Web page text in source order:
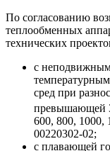
По согласованию
теплообменных
технических
с
сред при
превышающей
600, 800, 1000,
00220302-02;
с плавающей